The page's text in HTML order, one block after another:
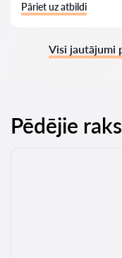
Pāriet uz atbildi
Visi jautājumi
Pēdējie